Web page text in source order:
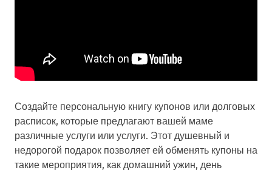
Создайте персональную книгу купонов или долговых
расписок, которые предлагают вашей маме
различные услуги или услуги. Этот душевный и
недорогой подарок позволяет ей обменять купоны на
такие мероприятия, как домашний ужин, день